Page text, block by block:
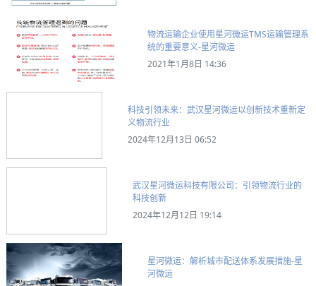
物流运输企业使用星河微运TMS运输管理系
统的重要意义-星河微运
2021年1月8日 14:36
科技引领未来：武汉星河微运以创新技术重新定
义物流行业
2024年12月13日 06:52
武汉星河微运科技有限公司：引领物流行业的
科技创新
2024年12月12日 19:14
星河微运：解析城市配送体系发展措施-星
河微运